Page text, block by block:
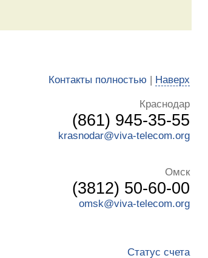
Контакты полностью | Наверх
Краснодар
(861) 945-35-55
krasnodar@viva-telecom.org
Омск
(3812) 50-60-00
omsk@viva-telecom.org
Статус счета